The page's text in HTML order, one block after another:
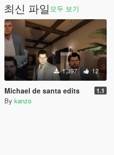
최신 파일 모두 보기
1,397 12
Michael de santa edits 1.1
By kanzo